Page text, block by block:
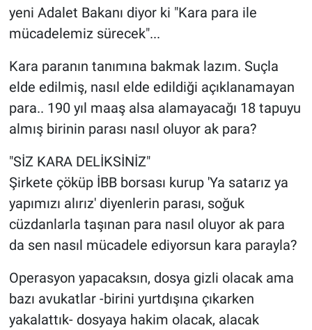
yeni Adalet Bakanı diyor ki "Kara para ile
mücadelemiz sürecek"...
Kara paranın tanımına bakmak lazım. Suçla
elde edilmiş, nasıl elde edildiği açıklanamayan
para.. 190 yıl maaş alsa alamayacağı 18 tapuyu
almış birinin parası nasıl oluyor ak para?
"SİZ KARA DELİKSİNİZ"
Şirkete çöküp İBB borsası kurup 'Ya satarız ya
yapımızı alırız' diyenlerin parası, soğuk
cüzdanlarla taşınan para nasıl oluyor ak para
da sen nasıl mücadele ediyorsun kara parayla?
Operasyon yapacaksın, dosya gizli olacak ama
bazı avukatlar -birini yurtdışına çıkarken
yakalattık- dosyaya hakim olacak, alacak